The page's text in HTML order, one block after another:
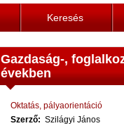
Keresés
Gazdaság-,
években
Oktatás, pályaorientáció
Szerző: Szilágyi János